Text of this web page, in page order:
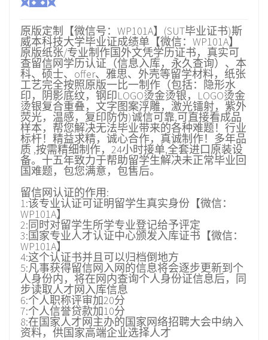
原版定制【微信号：WP101A】(SUT毕业证书)斯
威本科技大学毕业证成绩单【微信：WP101A】
原版纸张/专业制作国外文凭学历证书，真实可
查留信网学历认证（信息入库，永久查询）、本
科、硕士、offer、雅思、外壳等留学材料，纸张
工艺完全按照原版一比一制作（包括：隐形水
印，阴影底纹，钢印LOGO烫金烫银，LOGO烫金
烫银复合重叠，文字图案浮雕，激光镭射，紫外
荧光，温感，复印防伪)诚信可靠,可直接看成品
样本，帮您解决无法毕业带来的各种难题！行业
标杆！精益求精，诚心合作，真诚制作！多年品
质 ,按需精细制作，24小时接单,全套进口原装设
备。十五年致力于帮助留学生解决未正常毕业回
国难题，包您满意，包售后。
留信网认证的作用:
1:该专业认证可证明留学生真实身份【微信：
WP101A】
2:同时对留学生所学专业登记给予评定
3:国家专业人才认证中心颁发入库证书【微信：
WP101A】
4:这个认证书并且可以归档倒地方
5:凡事获得留信网入网的信息将会逐步更新到个
人身份内，将在网内查询个人身份证信息后，同
步读取人才网入库信息
6:个人职称评审加20分
7:个人信誉贷款加10分
8:在国家人才网主办的国家网络招聘大会中纳入
资料，供国家高端企业选择人才